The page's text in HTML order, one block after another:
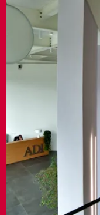
CONTACTS
MATCH APP
RECHERCHE
ESPACE RÉSERVÉ